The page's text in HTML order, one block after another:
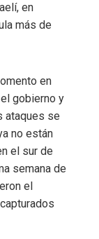
en
más de
en
gobierno y
ataques se
no están
el sur de
semana de
el